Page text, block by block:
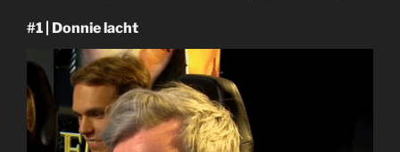
#1 | Donnie lacht